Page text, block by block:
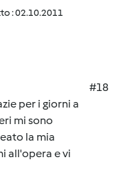
: 02.10.2011
#18
per i giorni a
mi sono
la mia
all'opera e vi